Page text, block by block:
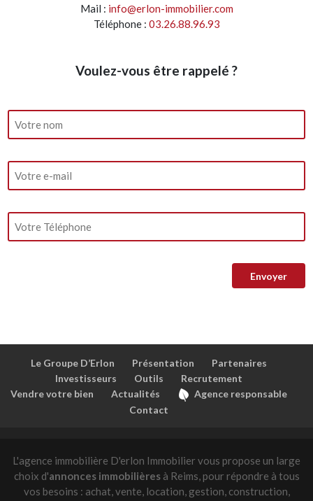
Mail : info@erlon-immobilier.com
Téléphone : 03.26.88.96.93
Voulez-vous être rappelé ?
Le Groupe D’Erlon Présentation
Partenaires
Investisseurs
Outils
Recrutement
Vendre votre bien
Actualités
Agence responsable
Contact
L'agence immobilière D'erlon Immobilier vous propose un large
choix d'annonces immobilièresà Reims, pour répondre à tous
vos besoins : achat, vente, location, gestion, construction,